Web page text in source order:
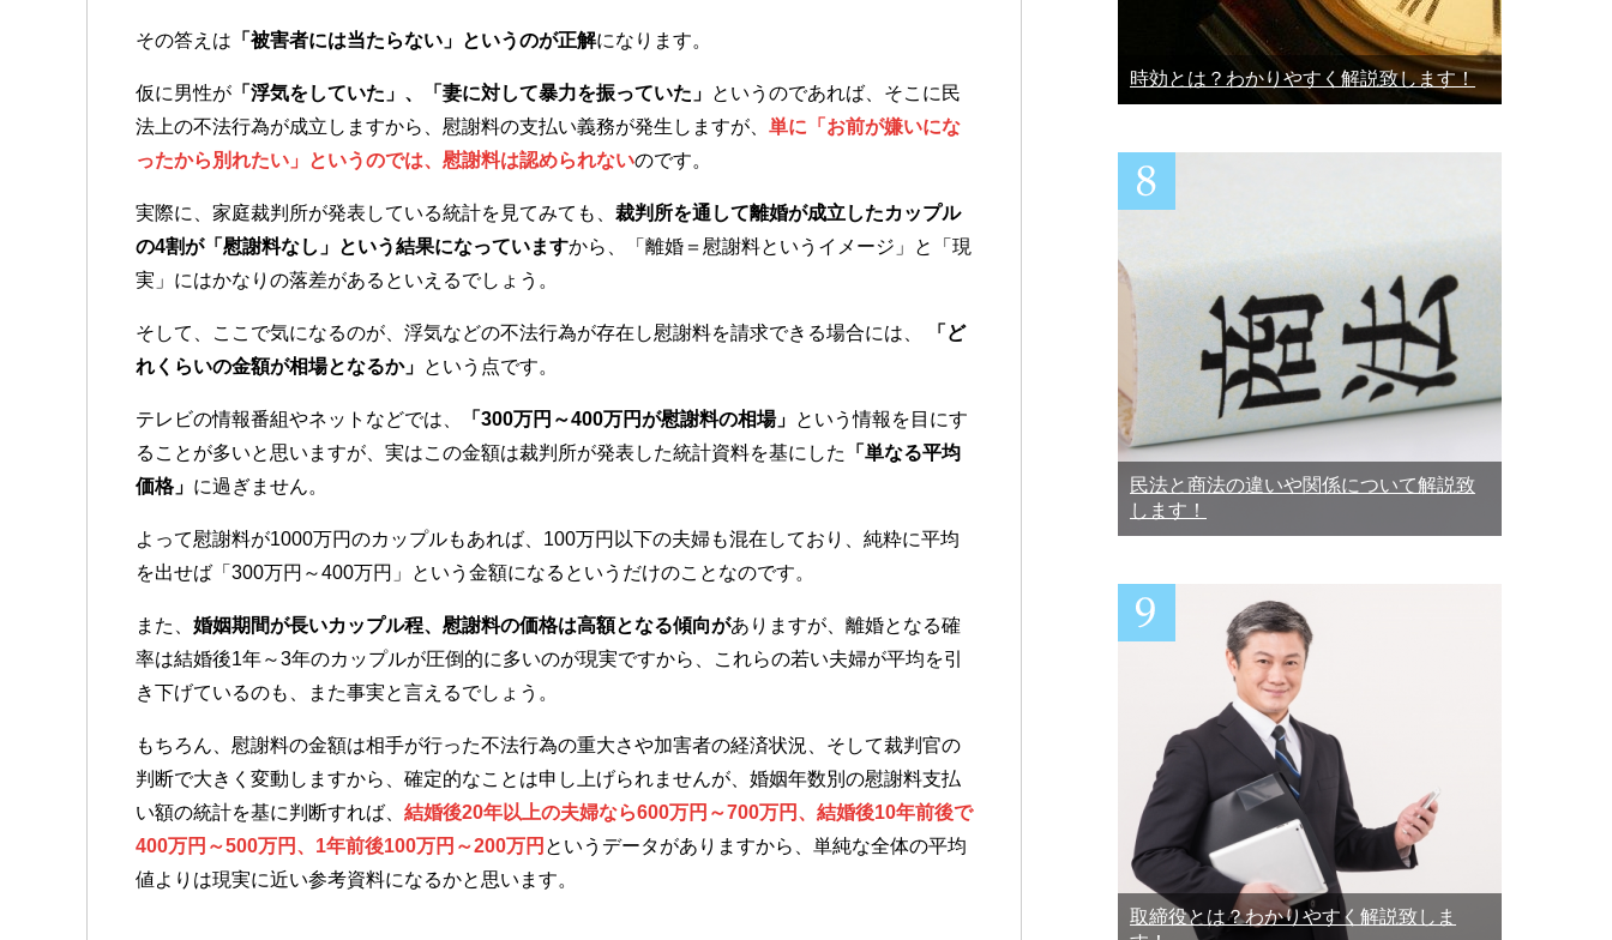
その答えは 「被害者には当たらない」というのが正解になります。
仮に男性が 「浮気をしていた」、「妻に対して暴力を振っていた」 というのであれば、そこに民
法上の不法行為が成立しますから、慰謝料の支払い義務が発生しますが、 単に「お前が嫌いにな
ったから別れたい」というのでは、慰謝料は認められないのです。
実際に、家庭裁判所が発表している統計を見てみても、 裁判所を通して離婚が成立したカップル
の4割が「慰謝料なし」という結果になっていますから、「離婚＝慰謝料というイメージ」と「現
実」にはかなりの落差があるといえるでしょう。
そして、ここで気になるのが、浮気などの不法行為が存在し慰謝料を請求できる場合には、
「ど
れくらいの金額が相場となるか」 という点です。
テレビの情報番組やネットなどでは、 「300万円～400万円が慰謝料の相場」 という情報を目にす
ることが多いと思いますが、実はこの金額は裁判所が発表した統計資料を基にした
「単なる平均
価格」 に過ぎません。
よって慰謝料が1000万円のカップルもあれば、100万円以下の夫婦も混在しており、純粋に平均
を出せば「300万円～400万円」という金額になるというだけのことなのです。
また、 婚姻期間が長いカップル程、慰謝料の価格は高額となる傾向がありますが、離婚となる確
率は結婚後1年～3年のカップルが圧倒的に多いのが現実ですから、これらの若い夫婦が平均を引
き下げているのも、また事実と言えるでしょう。
もちろん、慰謝料の金額は相手が行った不法行為の重大さや加害者の経済状況、そして裁判官の
判断で大きく変動しますから、確定的なことは申し上げられませんが、婚姻年数別の慰謝料支払
い額の統計を基に判断すれば、 結婚後20年以上の夫婦なら600万円～700万円、結婚後10年前後で
400万円～500万円、1年前後100万円～200万円 というデータがありますから、単純な全体の平均
値よりは現実に近い参考資料になるかと思います。
時効とは？わかりやすく解説致します！
民法と商法の違いや関係について解説致
します！
取締役とは？わかりやすく解説致しま